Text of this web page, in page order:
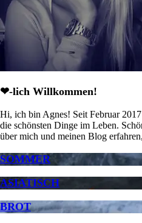
❤-lich Willkommen!
Hi, ich bin Agnes! Seit Februar
die schönsten Dinge im Leben.
über mich und meinen Blog
SOMMER
ASIATISCH
BROT